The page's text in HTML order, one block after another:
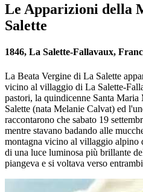
Le Apparizioni della
Salette
1846, La Salette-Fallavaux,
La Beata Vergine di La Salette
vicino al villaggio di La Salette-
pastori, la quindicenne Santa
Salette (nata Melanie Calvat) ed
raccontarono che sabato 19
mentre stavano badando alle
montagna vicino al villaggio alpino
di una luce luminosa più brillante
piangeva e si voltava verso